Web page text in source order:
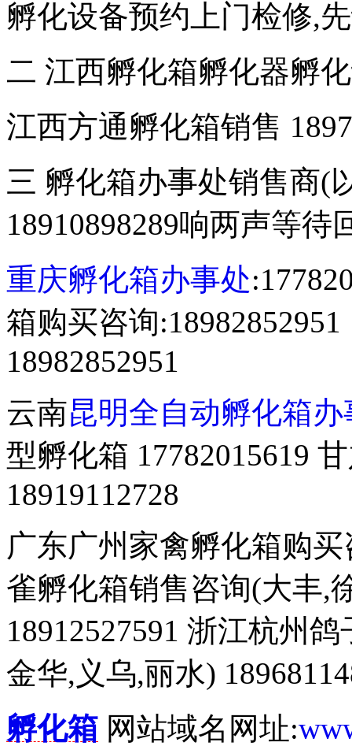
孵化设备预约上门检修,
二 江西孵化箱孵化器孵
江西方通孵化箱销售
三 孵化箱办事处销售商(
18910898289响两声等
重庆孵化箱办事处
箱购买咨询
18982852951
云南昆明全自动孵化箱办
型孵化箱 17782015619
18919112728
广东广州家禽孵化箱购
雀孵化箱销售咨询(大丰,
18912527591 浙江杭州
金华,义乌,丽水)
孵化箱 网站域名网址: